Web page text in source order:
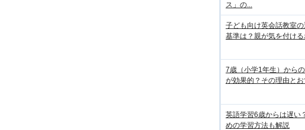
ス」の...
子ども向け英会話教室
基準は？親が気を付け
7歳（小学1年生）から
が効果的？その理由と
英語学習6歳からは遅い
めの学習方法も解説